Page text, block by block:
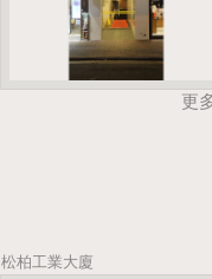
更
松柏工業大廈